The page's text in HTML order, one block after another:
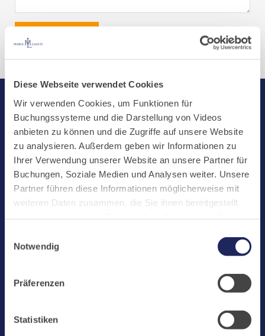
Diese Webseite verwendet Cookies
Wir verwenden Cookies, um Funktionen für
Buchungssysteme und die Darstellung von Videos
anbieten zu können und die Zugriffe auf unsere Website
zu analysieren. Außerdem geben wir Informationen zu
Ihrer Verwendung unserer Website an unsere Partner für
Buchungen, Soziale Medien und Analysen weiter. Unsere
Partner führen diese Informationen möglicherweise mit
weiteren Daten zusammen, die Sie ihnen bereitgestellt
challenges.cloudflare.com: Wir verwenden das online
Buchungssystem MEWS in unserem Hotel und unserem
übermittelt. Cookies von eu5.bookingkit.de: Wir
Buchungen von Bibliotheks- und Klosterführungen. Um
Buchungen durchführen zu können akzeptieren Sie bitte
Notwendig
Präferenzen
Statistiken
Start
Aktuelles
Kloster
Klosterbetriebe
Spenden
Laacher See
Jobs